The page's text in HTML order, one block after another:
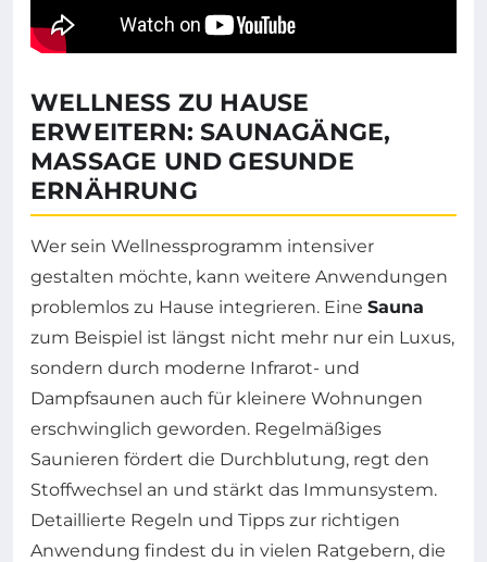
WELLNESS ZU HAUSE
ERWEITERN: SAUNAGÄNGE,
MASSAGE UND GESUNDE
ERNÄHRUNG
Wer sein Wellnessprogramm intensiver
gestalten möchte, kann weitere Anwendungen
problemlos zu Hause integrieren. Eine Sauna
zum Beispiel ist längst nicht mehr nur ein Luxus,
sondern durch moderne Infrarot- und
Dampfsaunen auch für kleinere Wohnungen
erschwinglich geworden. Regelmäßiges
Saunieren fördert die Durchblutung, regt den
Stoffwechsel an und stärkt das Immunsystem.
Detaillierte Regeln und Tipps zur richtigen
Anwendung findest du in vielen Ratgebern, die